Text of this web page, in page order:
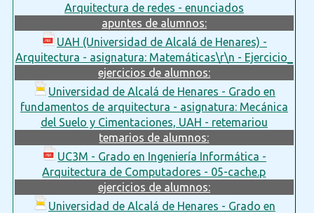
Arquitectura de redes - enunciados
apuntes de alumnos:
UAH (Universidad de Alcalá de Henares) -
Arquitectura - asignatura: Matemáticas\r\n - Ejercicio_
ejercicios de alumnos:
Universidad de Alcalá de Henares - Grado en
fundamentos de arquitectura - asignatura: Mecánica
del Suelo y Cimentaciones, UAH - retemariou
temarios de alumnos:
UC3M - Grado en Ingeniería Informática -
Arquitectura de Computadores - 05-cache.p
ejercicios de alumnos:
Universidad de Alcalá de Henares - Grado en